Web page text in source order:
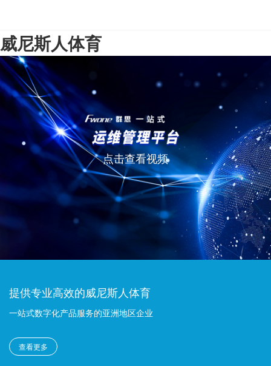
威尼斯人体育
点击查看视频
提供专业高效的威尼斯人体育
一站式数字化产品服务的亚洲地区企业
查看更多